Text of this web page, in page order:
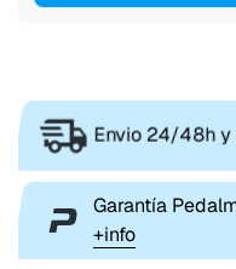
Envio 24/48h y
Garantía
+info